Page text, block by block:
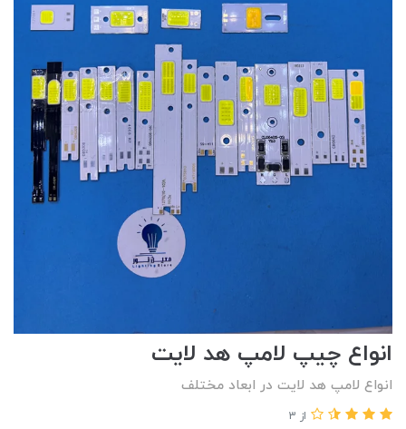
انواع چیپ لامپ هد لایت
انواع لامپ هد لایت در ابعاد مختلف
از 3